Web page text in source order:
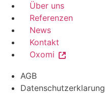
Über uns
Referenzen
News
Kontakt
Oxomi
AGB
Datenschutzerklarung